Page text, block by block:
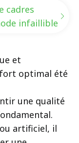
cadres
infaillible
et
optimal été
une qualité
artificiel, il